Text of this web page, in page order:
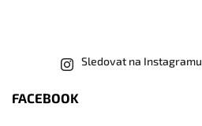
Sledovat na Instagramu
FACEBOOK